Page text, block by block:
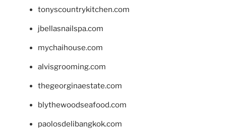
tonyscountrykitchen.com
jbellasnailspa.com
mychaihouse.com
alvisgrooming.com
thegeorginaestate.com
blythewoodseafood.com
paolosdelibangkok.com